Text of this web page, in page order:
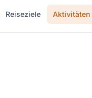
Reiseziele Aktivitäten